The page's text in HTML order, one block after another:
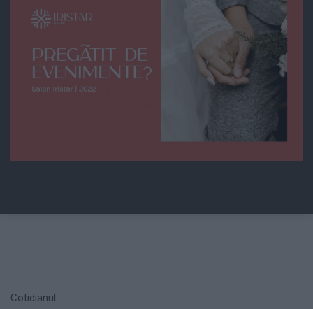
Cotidianul